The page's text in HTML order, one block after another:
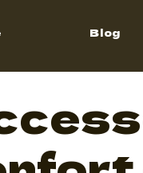
Blog